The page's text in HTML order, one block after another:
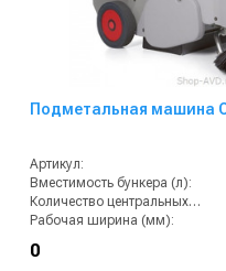
Подметальная машина
Артикул:
Вместимость бункера (л):
Количество центральных мусоросборных валиков (шт):
Рабочая ширина (мм):
0